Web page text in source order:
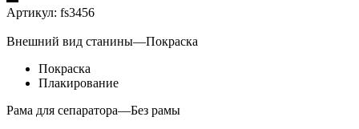
Артикул: fs3456
Внешний вид станины—Покраска
Покраска
Плакирование
Рама для сепаратора—Без рамы